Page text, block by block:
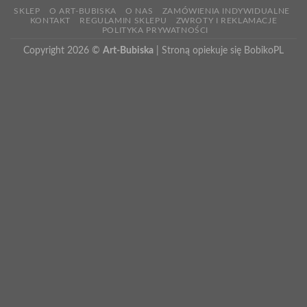
SKLEP O ART-BUBISKA O NAS
ZAMÓWIENIA INDYWIDUALNE
KONTAKT
REGULAMIN SKLEPU
ZWROTY I REKLAMACJE
POLITYKA PRYWATNOŚCI
Copyright 2026 © Art-Bubiska | Stroną opiekuje się BobikoPL